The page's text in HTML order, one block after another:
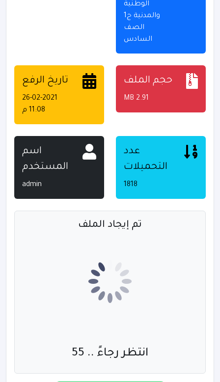
الوطنية
والمدنية ج1
الصف
السادس
حجم الملف
2.91 MB
تاريخ الرفع
26-02-2021
11:08 م
عدد
التحميلات
1818
اسم
المستخدم
admin
تم إيجاد الملف
انتظر رجاءً .. 55